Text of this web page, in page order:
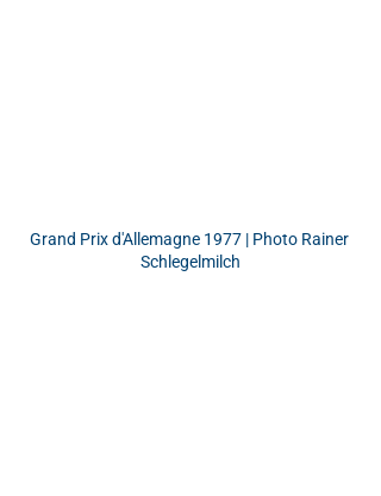
Grand Prix d'Allemagne 1977 | Photo Rainer
Schlegelmilch